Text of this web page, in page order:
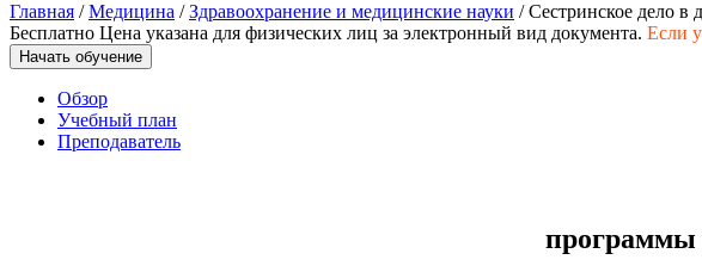
Безопасность труда
Главная /Медицина /Здравоохранение и медицинские науки / Сестринское дело в
Бесплатно Цена указана для физических лиц за электронный вид документа. Если у
Начать обучение
Обзор
Учебный план
Преподаватель